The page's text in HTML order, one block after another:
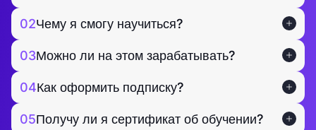
02Чему я смогу научиться?
03Можно ли на этом зарабатывать?
04Как оформить подписку?
05Получу ли я сертификат об обучении?